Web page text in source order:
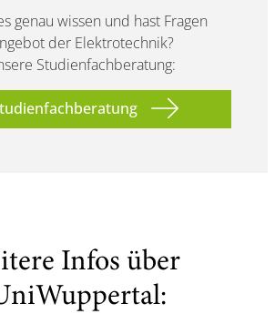
genau wissen und hast Fragen
der Elektrotechnik?
Studienfachberatung:
Infos über